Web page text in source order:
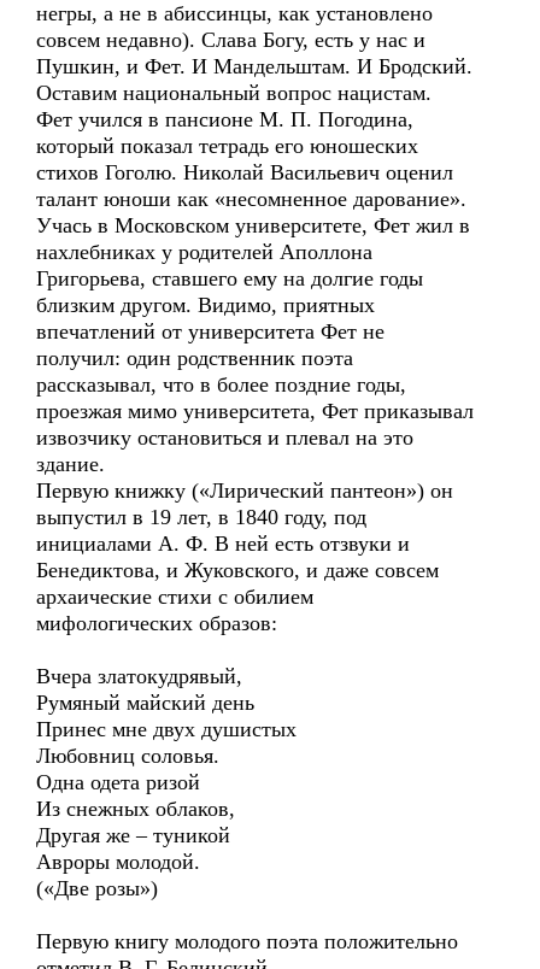
негры, а не в абиссинцы, как установлено
совсем недавно). Слава Богу, есть у нас и
Пушкин, и Фет. И Мандельштам. И Бродский.
Оставим национальный вопрос нацистам.
Фет учился в пансионе М. П. Погодина,
который показал тетрадь его юношеских
стихов Гоголю. Николай Васильевич оценил
талант юноши как «несомненное дарование».
Учась в Московском университете, Фет жил в
нахлебниках у родителей Аполлона
Григорьева, ставшего ему на долгие годы
близким другом. Видимо, приятных
впечатлений от университета Фет не
получил: один родственник поэта
рассказывал, что в более поздние годы,
проезжая мимо университета, Фет приказывал
извозчику остановиться и плевал на это
здание.
Первую книжку («Лирический пантеон») он
выпустил в 19 лет, в 1840 году, под
инициалами А. Ф. В ней есть отзвуки и
Бенедиктова, и Жуковского, и даже совсем
архаические стихи с обилием
мифологических образов:
Вчера златокудрявый,
Румяный майский день
Принес мне двух душистых
Любовниц соловья.
Одна одета ризой
Из снежных облаков,
Другая же – туникой
Авроры молодой.
(«Две розы»)
Первую книгу молодого поэта положительно